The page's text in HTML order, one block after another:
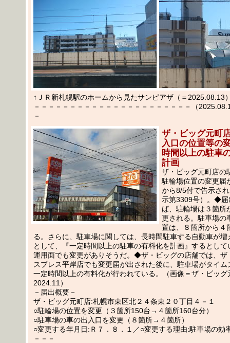
↑ＪＲ新札幌駅のホームから見たサンピアザ（＝2025.08.13
－－－－－－－－－－－－－－－－－－－－－－（
－
ザ・ビッグ元町
入口の位置等の
時間以上の駐車
計画
ザ・ビッグ元町店の
駐輪場位置の変更届
から8/5付で告示さ
示第3309号）。◆届
ば、駐輪場は３箇所
更される。駐車場の
置は、８箇所から４
る。さらに、駐車場に関しては、長時間駐車する自動車が増
として、『一定時間以上の駐車の有料化を計画』するとして
運用面でも変更がありそうだ。◆ザ・ビッグの店舗では、ザ
スプレス平岸店でも変更届が出された後に、駐車場がタイム
一定時間以上の有料化が行われている。（画像＝ザ・ビッグ
2024.11）
－届出概要－
ザ・ビッグ元町店:札幌市東区北２４条東２０丁目４－１
○駐輪場の位置を変更（３箇所150台→４箇所160台分）
○駐車場の車の出入口を変更（８箇所→４箇所）
○変更する年月日:Ｒ７．８．１／○変更する理由:駐車場の効
－－－